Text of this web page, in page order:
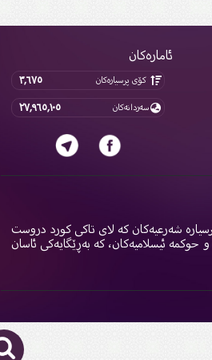
ئامارەکان
کۆی پرسیارەکان ٣,٦٧٥
سەردانەکان ٢٧,٩٦٥,١٠٥
شەرعیەکان کە لای تاکی کورد دروست
ئیسلامیەکان، کە بەڕێگایەکی ئاسان